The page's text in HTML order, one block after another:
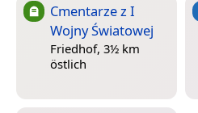
Cmentarze z I
Wojny Światowej
Friedhof, 3½ km
östlich